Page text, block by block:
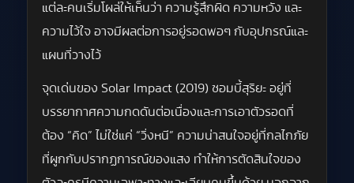
แต่ละคนเริ่มโผล่ให้เห็นว่า ความรู้สึกผิด ความหวัง และ
ความไว้ใจ อาจมีผลต่อการอยู่รอดพอๆ กับอุปกรณ์และ
แผนที่วางไว้
จุดเด่นของ Solar Impact (2019) ซอมบี้สุริยะ อยู่ที่
บรรยากาศความกดดันต่อเนื่องและการเอาตัวรอดที่
ต้อง “คิด” ไม่ใช่แค่ “วิ่งหนี” ความน่าสนใจอยู่ที่กลไกภัย
ที่ผูกกับปรากฏการณ์ของแสง ทำให้การตัดสินใจของ